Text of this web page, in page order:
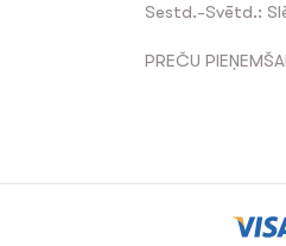
Sestd.-Svētd.:
PREČU